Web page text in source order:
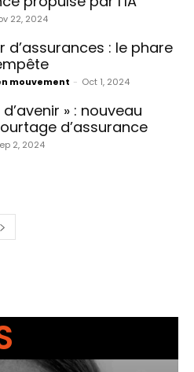
22, 2024
d’assurances : le phare
mouvement - Oct 1, 2024
» : nouveau
d’assurance
2, 2024